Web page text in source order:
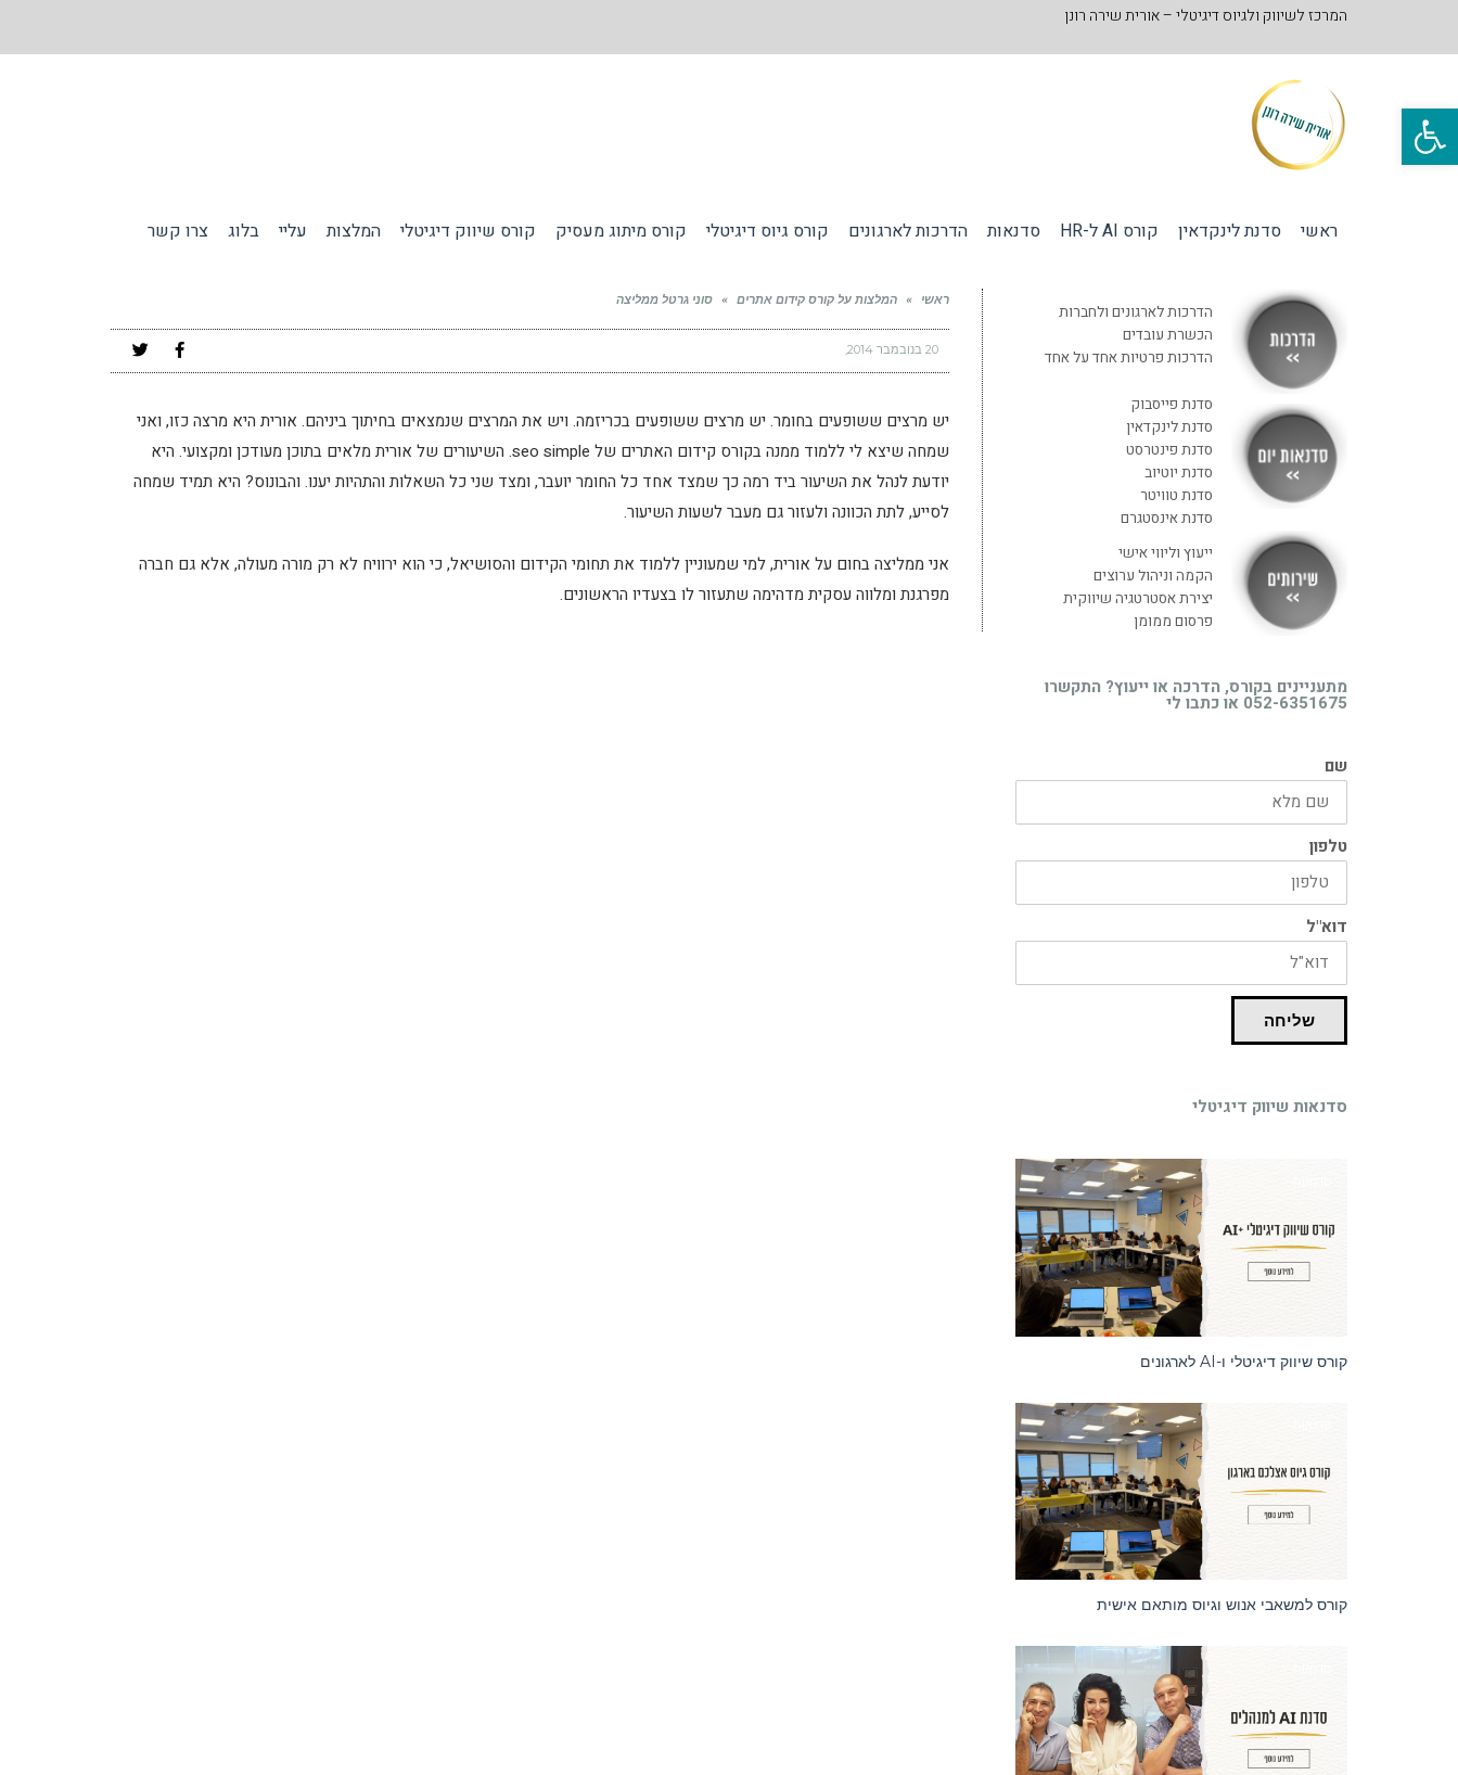
פתח סרגל נגישות
המרכז לשיווק ולגיוס דיגיטלי – אורית שירה רונן
ראשי סדנת לינקדאין קורס AI ל-HR סדנאות הדרכות לארגונים קורס גיוס דיגיטלי קורס מיתוג מעסיק קורס שיווק דיגיטלי המלצות עליי בלוג צרו קשר
ראשי » המלצות על קורס קידום אתרים » סוני גרטל ממליצה
20 בנובמבר 2014
יש מרצים ששופעים בחומר. יש מרצים ששופעים בכריזמה. ויש את המרצים שנמצאים בחיתוך ביניהם. אורית היא מרצה כזו, ואני
שמחה שיצא לי ללמוד ממנה בקורס קידום האתרים של seo simple. השיעורים של אורית מלאים בתוכן מעודכן ומקצועי. היא
יודעת לנהל את השיעור ביד רמה כך שמצד אחד כל החומר יועבר, ומצד שני כל השאלות והתהיות יענו. והבונוס? היא תמיד שמחה
לסייע, לתת הכוונה ולעזור גם מעבר לשעות השיעור.
אני ממליצה בחום על אורית, למי שמעוניין ללמוד את תחומי הקידום והסושיאל, כי הוא ירוויח לא רק מורה מעולה, אלא גם חברה
מפרגנת ומלווה עסקית מדהימה שתעזור לו בצעדיו הראשונים.
הדרכות לארגונים ולחברות
הכשרת עובדים
הדרכות פרטיות אחד על אחד
סדנת פייסבוק
סדנת לינקדאין
סדנת פינטרסט
סדנת יוטיוב
סדנת טוויטר
סדנת אינסטגרם
ייעוץ וליווי אישי
הקמה וניהול ערוצים
יצירת אסטרטגיה שיווקית
פרסום ממומן
מתעניינים בקורס, הדרכה או ייעוץ? התקשרו
052-6351675 או כתבו לי
שם
טלפון
דוא"ל
שליחה
סדנאות שיווק דיגיטלי
קורס שיווק דיגיטלי ו-AI לארגונים
קורס למשאבי אנוש וגיוס מותאם אישית